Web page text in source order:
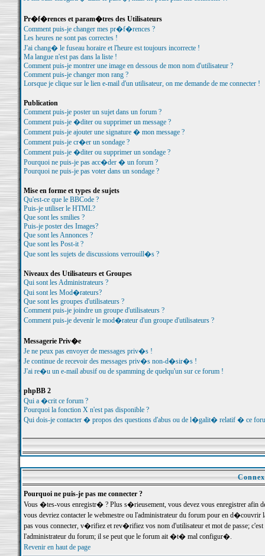
Pr�f�rences et param�tres des Utilisateurs
Comment puis-je changer mes pr�f�rences ?
Les heures ne sont pas correctes !
J'ai chang� le fuseau horaire et l'heure est toujours incorrecte !
Ma langue n'est pas dans la liste !
Comment puis-je montrer une image en dessous de mon nom d'utilisateur ?
Comment puis-je changer mon rang ?
Lorsque je clique sur le lien e-mail d'un utilisateur, on me demande de me connecter !
Publication
Comment puis-je poster un sujet dans un forum ?
Comment puis-je �diter ou supprimer un message ?
Comment puis-je ajouter une signature � mon message ?
Comment puis-je cr�er un sondage ?
Comment puis-je �diter ou supprimer un sondage ?
Pourquoi ne puis-je pas acc�der � un forum ?
Pourquoi ne puis-je pas voter dans un sondage ?
Mise en forme et types de sujets
Qu'est-ce que le BBCode ?
Puis-je utiliser le HTML?
Que sont les smilies ?
Puis-je poster des Images?
Que sont les Annonces ?
Que sont les Post-it ?
Que sont les sujets de discussions verrouill�s ?
Niveaux des Utilisateurs et Groupes
Qui sont les Administrateurs ?
Qui sont les Mod�rateurs?
Que sont les groupes d'utilisateurs ?
Comment puis-je joindre un groupe d'utilisateurs ?
Comment puis-je devenir le mod�rateur d'un groupe d'utilisateurs ?
Messagerie Priv�e
Je ne peux pas envoyer de messages priv�s !
Je continue de recevoir des messages priv�s non-d�sir�s !
J'ai re�u un e-mail abusif ou de spamming de quelqu'un sur ce forum !
phpBB 2
Qui a �crit ce forum ?
Pourquoi la fonction X n'est pas disponible ?
Qui dois-je contacter � propos des questions d'abus ou de l�galit� relatif � ce
Pourquoi ne puis-je pas me connecter ?
Vous �tes-vous enregistr� ? Plus s�rieusement, vous devez vous enregistrer
vous devriez contacter le webmestre ou l'administrateur du forum pour en
pas vous connecter, v�rifiez et rev�rifiez vos nom d'utilisateur et mot de passe;
l'administrateur du forum; il se peut que le forum ait �t� mal configur�.
Revenir en haut de page